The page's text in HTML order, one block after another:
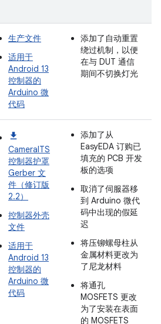
生产文件
适用于
Android 13
控制器的
Arduino 微
代码
添加了自动重置
绕过机制，以便
在与 DUT 通信
期间不切换灯光
CameraITS
控制器护罩
Gerber 文
件（修订版
2.2）
控制器外壳
文件
适用于
Android 13
控制器的
Arduino 微
代码
添加了从
EasyEDA 订购已
填充的 PCB 开发
板的选项
取消了伺服器移
到 Arduino 微代
码中出现的假延
迟
将压铆螺母柱从
金属材料更改为
了尼龙材料
将通孔
MOSFETS 更改
为了安装在表面
的 MOSFETS